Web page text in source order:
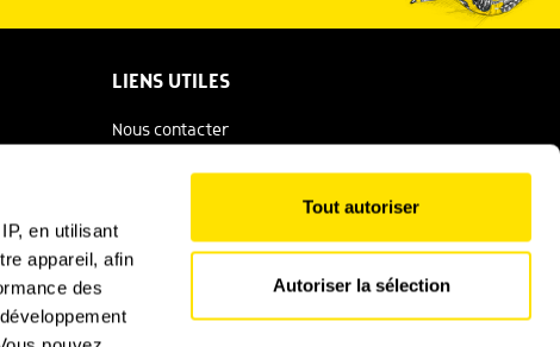
en utilisant
appareil, afin
des
Tout autoriser
Autoriser la sélection
LIENS UTILES
Nous contacter
Espace presse
Conditions générales d'utilisation
Politique de confidentialité